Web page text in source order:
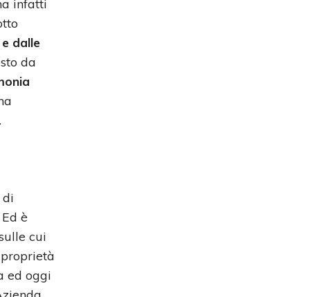
infatti
dalle
da
di
è
cui
ed oggi